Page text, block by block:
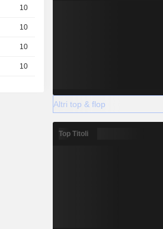
10
10
10
10
Altri top & flop
Top Titoli